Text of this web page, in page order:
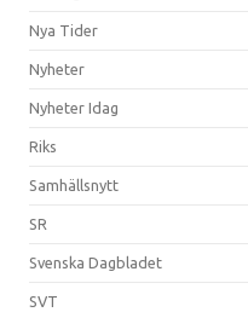
Nya Tider
Nyheter
Nyheter Idag
Riks
Samhällsnytt
SR
Svenska Dagbladet
SVT